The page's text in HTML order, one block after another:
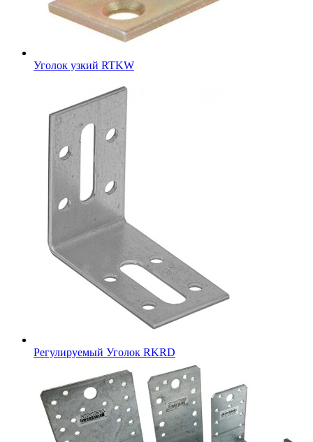
Уголок узкий RTKW
Регулируемый Уголок RKRD